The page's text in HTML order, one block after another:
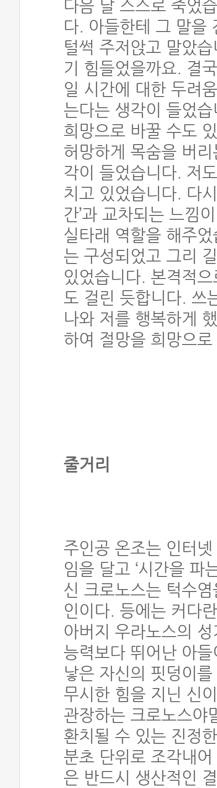
다음 날 스스로 죽었
다. 아들한테 그 말을
털썩 주저앉고 말았
기 힘들었을까요. 결
일 시간에 대한 두려
는다는 생각이 들었
희망으로 바꿀 수도
허망하게 목숨을 버
각이 들었습니다. 저
치고 있었습니다. 다
간’과 교차되는 느낌
실타래 역할을 해주
는 구성되었고 그리
있었습니다. 본격적
도 걸린 듯합니다. 쓰
나와 저를 행복하게
하여 절망을 희망으
줄거리
주인공 온조는 인터넷
임을 달고 ‘시간을 파
신 크로노스는 턱수
인이다. 등에는 커다
아버지 우라노스의
능력보다 뛰어난 아
낳은 자신의 핏덩이
무시한 힘을 지닌 신
관장하는 크로노스야
환치될 수 있는 진정
분초 단위로 조각내
은 반드시 생산적인